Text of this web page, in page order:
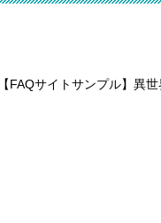
【FAQサイトサンプル】異